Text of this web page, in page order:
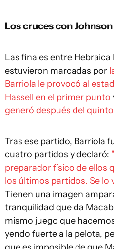
Los cruces con
Las finales entre Hebraica
estuvieron marcadas por
Barriola le provocó al
Hassell en el primer punto
generó después del
Tras ese partido, Barriola
cuatro partidos y declaró:
preparador físico de ellos
los últimos partidos. Se lo
Tienen una imagen
tranquilidad que da
mismo juego que
yendo fuerte a la pelota,